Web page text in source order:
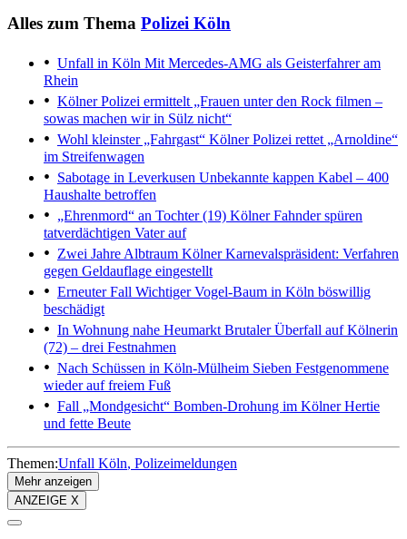
Alles zum Thema Polizei Köln
Unfall in Köln Mit Mercedes-AMG als Geisterfahrer am
Rhein
Kölner Polizei ermittelt „Frauen unter den Rock filmen –
sowas machen wir in Sülz nicht“
Wohl kleinster „Fahrgast“ Kölner Polizei rettet „Arnoldine“
im Streifenwagen
Sabotage in Leverkusen Unbekannte kappen Kabel – 400
Haushalte betroffen
„Ehrenmord“ an Tochter (19) Kölner Fahnder spüren
tatverdächtigen Vater auf
Zwei Jahre Albtraum Kölner Karnevalspräsident: Verfahren
gegen Geldauflage eingestellt
Erneuter Fall Wichtiger Vogel-Baum in Köln böswillig
beschädigt
In Wohnung nahe Heumarkt Brutaler Überfall auf Kölnerin
(72) – drei Festnahmen
Nach Schüssen in Köln-Mülheim Sieben Festgenommene
wieder auf freiem Fuß
Fall „Mondgesicht“ Bomben-Drohung im Kölner Hertie
und fette Beute
Themen:Unfall Köln Polizeimeldungen
Mehr anzeigen
ANZEIGE X